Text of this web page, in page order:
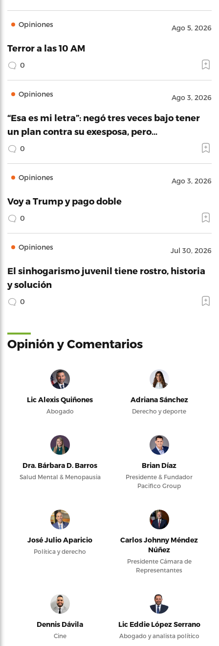
Opiniones Ago 5, 2026
Terror a las 10 AM
0
Opiniones Ago 3, 2026
“Esa es mi letra”: negó tres veces bajo tener
un plan contra su exesposa, pero…
0
Opiniones Ago 3, 2026
Voy a Trump y pago doble
0
Opiniones Jul 30, 2026
El sinhogarismo juvenil tiene rostro, historia
y solución
0
Opinión y Comentarios
Lic Alexis Quiñones
Abogado
Adriana Sánchez
Derecho y deporte
Dra. Bárbara D. Barros
Salud Mental & Menopausia
Brian Díaz
Presidente & Fundador
Pacifico Group
José Julio Aparicio
Política y derecho
Carlos Johnny Méndez
Núñez
Presidente Cámara de
Representantes
Dennis Dávila
Cine
Lic Eddie López Serrano
Abogado y analista político